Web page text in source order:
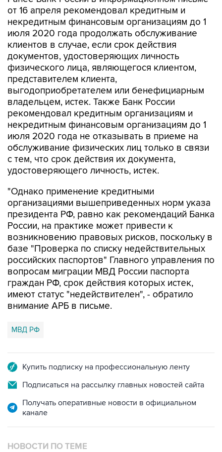
от 16 апреля рекомендовал кредитным и
некредитным финансовым организациям до 1
июля 2020 года продолжать обслуживание
клиентов в случае, если срок действия
документов, удостоверяющих личность
физического лица, являющегося клиентом,
представителем клиента,
выгодоприобретателем или бенефициарным
владельцем, истек. Также Банк России
рекомендовал кредитным организациям и
некредитным финансовым организациям до 1
июля 2020 года не отказывать в приеме на
обслуживание физических лиц только в связи
с тем, что срок действия их документа,
удостоверяющего личность, истек.
"Однако применение кредитными
организациями вышеприведенных норм указа
президента РФ, равно как рекомендаций Банка
России, на практике может привести к
возникновению правовых рисков, поскольку в
базе "Проверка по списку недействительных
российских паспортов" Главного управления по
вопросам миграции МВД России паспорта
граждан РФ, срок действия которых истек,
имеют статус "недействителен", - обратило
внимание АРБ в письме.
МВД РФ
Купить подписку на профессиональную ленту
Подписаться на рассылку главных новостей сайта
Получать оперативные новости в официальном
канале
НОВОСТИ ПО ТЕМЕ